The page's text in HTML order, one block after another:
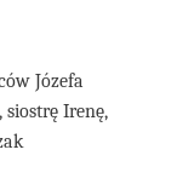
Józefa
siostrę Irenę,